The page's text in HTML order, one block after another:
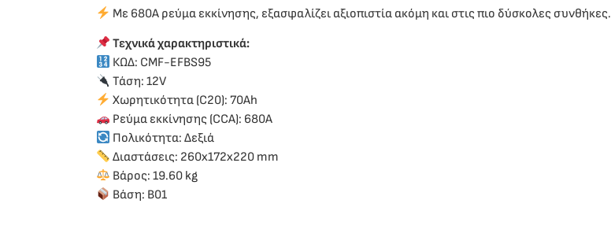
Με 680A ρεύμα εκκίνησης, εξασφαλίζει αξιοπιστία ακόμη και στις πιο δύσκολες συνθήκες.
Τεχνικά χαρακτηριστικά:
ΚΩΔ: CMF-EFBS95
Τάση: 12V
Χωρητικότητα (C20): 70Ah
Ρεύμα εκκίνησης (CCA): 680A
Πολικότητα: Δεξιά
Διαστάσεις: 260x172x220 mm
Βάρος: 19.60 kg
Βάση: B01